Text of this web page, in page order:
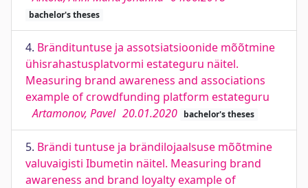
bachelor's theses
4. Brändituntuse ja assotsiatsioonide mõõtmine
ühisrahastusplatvormi estateguru näitel.
Measuring brand awareness and associations
example of crowdfunding platform estateguru
Artamonov, Pavel 20.01.2020 bachelor's theses
5. Brändi tuntuse ja brändilojaalsuse mõõtmine
valuvaigisti Ibumetin näitel. Measuring brand
awareness and brand loyalty example of